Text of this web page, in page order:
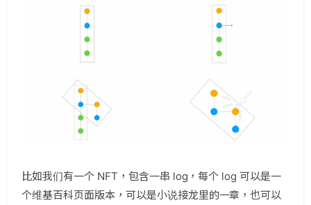
比如我们有一个 NFT，包含一串 log，每个 log 可以是一
个维基百科页面版本，可以是小说接龙里的一章，也可以